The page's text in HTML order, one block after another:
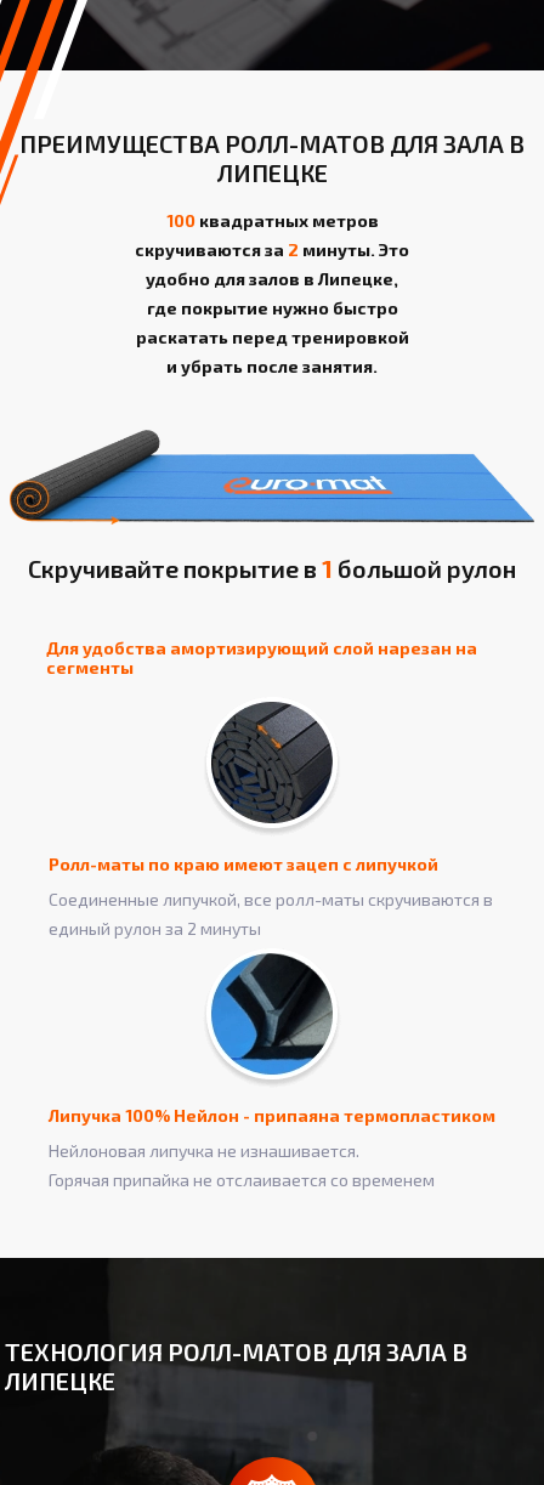
ПРЕИМУЩЕСТВА РОЛЛ-МАТОВ ДЛЯ ЗАЛА В
ЛИПЕЦКЕ
100квадратных метров
скручиваются за 2 минуты. Это
удобно для залов в Липецке,
где покрытие нужно быстро
раскатать перед тренировкой
и убрать после занятия.
Скручивайте покрытие в 1 большой рулон
Для удобства амортизирующий слой нарезан на
сегменты
Ролл-маты по краю имеют зацеп с липучкой
Соединенные липучкой, все ролл-маты скручиваются в
единый рулон за 2 минуты
Липучка 100% Нейлон - припаяна термопластиком
Нейлоновая липучка не изнашивается.
Горячая припайка не отслаивается со временем
ТЕХНОЛОГИЯ РОЛЛ-МАТОВ ДЛЯ ЗАЛА В
ЛИПЕЦКЕ